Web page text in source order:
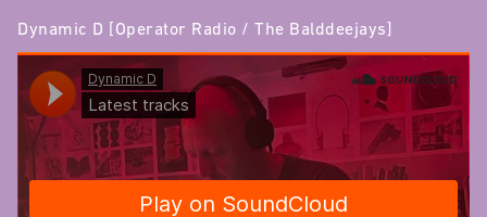
Dynamic D [Operator Radio / The Balddeejays]